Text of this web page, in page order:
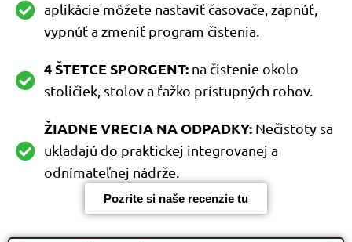
aplikácie môžete nastaviť časovače, zapnúť,
vypnúť a zmeniť program čistenia.
4 ŠTETCE SPORGENT: na čistenie okolo
stoličiek, stolov a ťažko prístupných rohov.
ŽIADNE VRECIA NA ODPADKY: Nečistoty sa
ukladajú do praktickej integrovanej a
odnímateľnej nádrže.
Pozrite si naše recenzie tu